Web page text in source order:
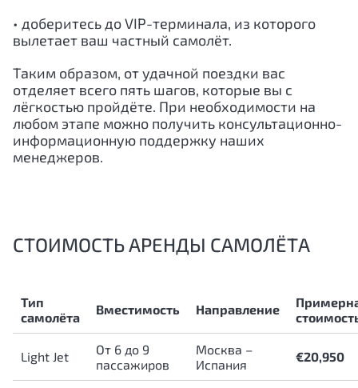
• доберитесь до VIP-терминала, из которого
вылетает ваш частный самолёт.
Таким образом, от удачной поездки вас
отделяет всего пять шагов, которые вы с
лёгкостью пройдёте. При необходимости на
любом этапе можно получить консультационно-
информационную поддержку наших
менеджеров.
СТОИМОСТЬ АРЕНДЫ САМОЛЁТА
Тип
самолёта
Вместимость Направление
Light Jet
От 6 до 9
пассажиров
Москва –
Испания
€20,950